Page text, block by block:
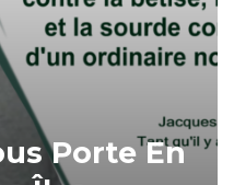
Porte En